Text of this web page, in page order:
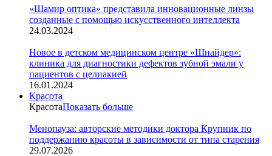
«Шамир оптика» представила инновационные линзы
созданные с помощью искусственного интеллекта
24.03.2024
Новое в детском медицинском центре «Шнайдер»:
клиника для диагностики дефектов зубной эмали у
пациентов с целиакией
16.01.2024
Красота
КрасотаПоказать больше
Менопауза: авторские методики доктора Крупник по
поддержанию красоты в зависимости от типа старения
29.07.2026